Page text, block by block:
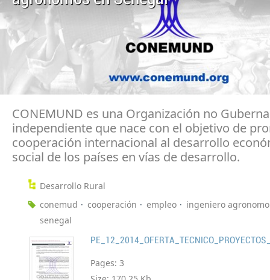
CONEMUND es una Organización no
independiente que nace con el objetivo de
cooperación internacional al desarrollo
social de los países en vías de desarrollo.
Desarrollo Rural
conemud
cooperación empleo
ingeniero agronomo
senegal
Pages: 3